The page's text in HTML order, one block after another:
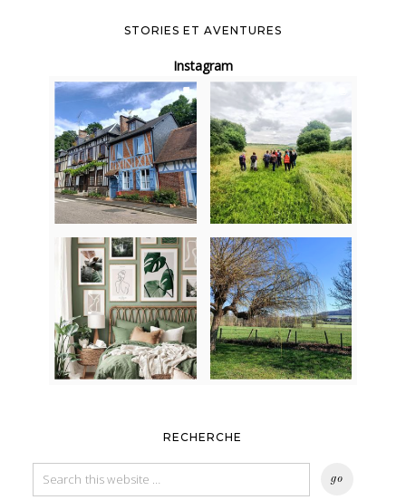
STORIES ET AVENTURES
Instagram
RECHERCHE